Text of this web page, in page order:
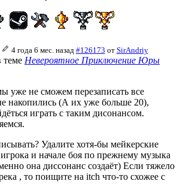
4 года 6 мес. назад #126173 от SirAndriy
теме Невероятное Приключение Юры
уже не сможем перезаписать все
накопились (А их уже больше 20),
играть с таким дисонансом.
Удалите хотя-бы мейкерские
и начале боя по прежнему музыка
она диссонанс создаёт) Если тяжело
, то поищите на itch что-то схожее с